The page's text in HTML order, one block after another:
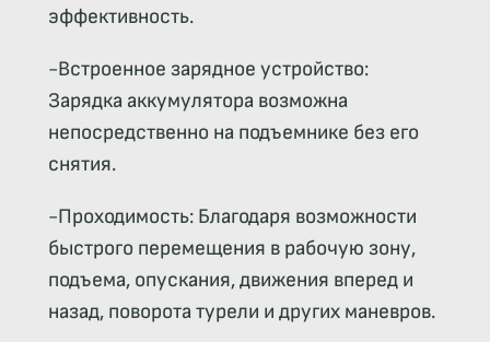
эффективность.
-Встроенное зарядное устройство:
Зарядка аккумулятора возможна
непосредственно на подъемнике без его
снятия.
-Проходимость: Благодаря возможности
быстрого перемещения в рабочую зону,
подъема, опускания, движения вперед и
назад, поворота турели и других маневров.